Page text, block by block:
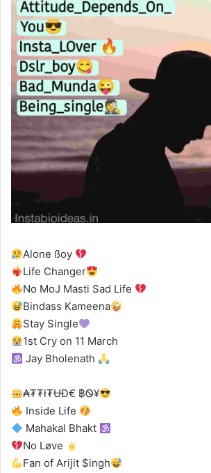
Alone ßoy
Life Changer
No MoJ Masti Sad Life
Bindass Kameena
Stay Single
1st Cry on 11 March
Jay Bholenath
₳₮₮ł₮ɄĐ€ ฿Ꮻ¥
Inside Life
Mahakal Bhakt
No Løve
Fan of Arijit $ingh